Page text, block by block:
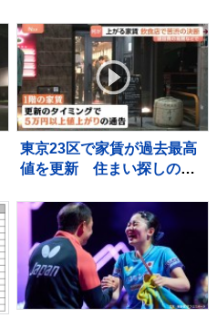
かったか捜査 李在明大統
領も「身内重視の人事の失
敗」痛烈批判
東京23区で家賃が過去最高
値を更新 住まい探しの苦
苦渋の決断も…